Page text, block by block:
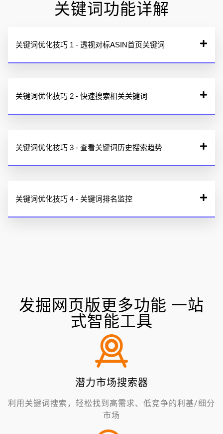
关键词功能详解
关键词优化技巧 1 - 透视对标ASIN首页关键词
关键词优化技巧 2 - 快速搜索相关关键词
关键词优化技巧 3 - 查看关键词历史搜索趋势
关键词优化技巧 4 - 关键词排名监控
发掘网页版更多功能 一站
式智能工具
潜力市场搜索器
利用关键词搜索，轻松找到高需求、低竞争的利基/细分
市场